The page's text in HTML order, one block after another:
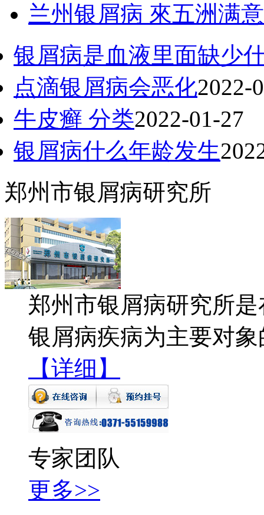
兰州银屑病 來五洲满意
银屑病是血液里面缺少
点滴银屑病会恶化2022-
牛皮癣 分类2022-01-27
银屑病什么年龄发生
郑州市银屑病研究所
郑州市银屑病研究所
银屑病疾病为主要对
【详细】
专家团队
更多>>